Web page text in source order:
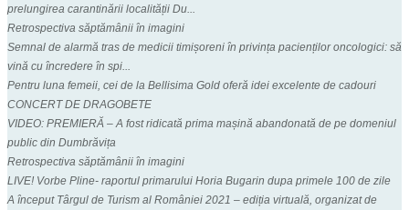
prelungirea carantinării localității Du...
Retrospectiva săptămânii în imagini
Semnal de alarmă tras de medicii timișoreni în privința pacienților oncologici: să
vină cu încredere în spi...
Pentru luna femeii, cei de la Bellisima Gold oferă idei excelente de cadouri
CONCERT DE DRAGOBETE
VIDEO: PREMIERĂ – A fost ridicată prima mașină abandonată de pe domeniul
public din Dumbrăvița
Retrospectiva săptămânii în imagini
LIVE! Vorbe Pline- raportul primarului Horia Bugarin dupa primele 100 de zile
A început Târgul de Turism al României 2021 – ediția virtuală, organizat de